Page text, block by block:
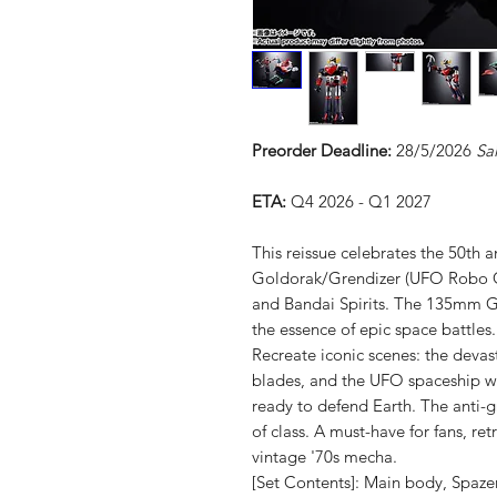
Preorder Deadline: 28/5/2026
ETA: Q4 2026 - Q1 2027
This reissue celebrates the 50th
Goldorak/Grendizer (UFO Robo
and Bandai Spirits. The 135mm
the essence of epic space battles.
Recreate iconic scenes: the
blades, and the UFO spaceship
ready to defend Earth. The anti-
of class. A must-have for fans,
vintage '70s mecha.
[Set Contents]: Main body,